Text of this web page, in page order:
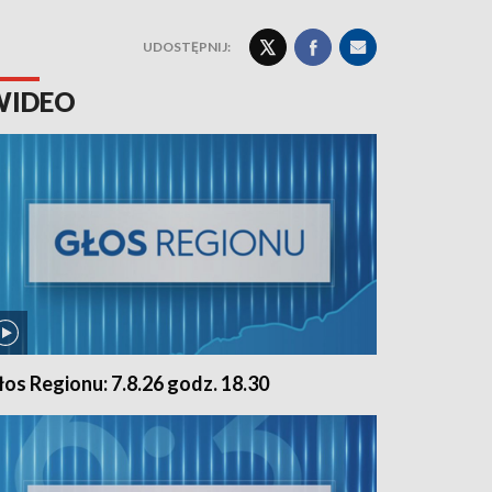
UDOSTĘPNIJ:
Regionu: 7.8.26 godz. 18.30